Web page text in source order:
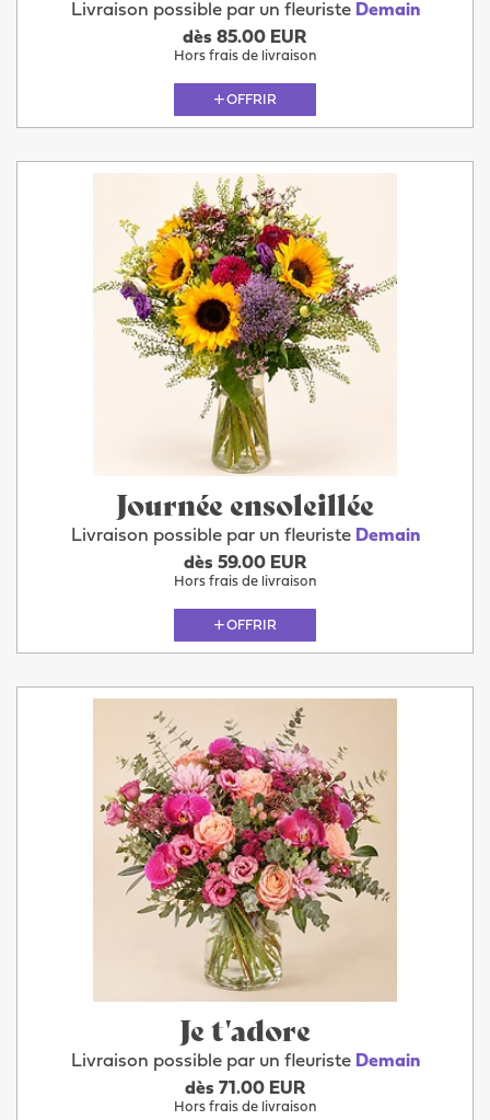
Livraison possible par un fleuriste Demain
dès 85.00 EUR
Hors frais de livraison
OFFRIR
Journée ensoleillée
Livraison possible par un fleuriste Demain
dès 59.00 EUR
Hors frais de livraison
OFFRIR
Je t'adore
Livraison possible par un fleuriste Demain
dès 71.00 EUR
Hors frais de livraison